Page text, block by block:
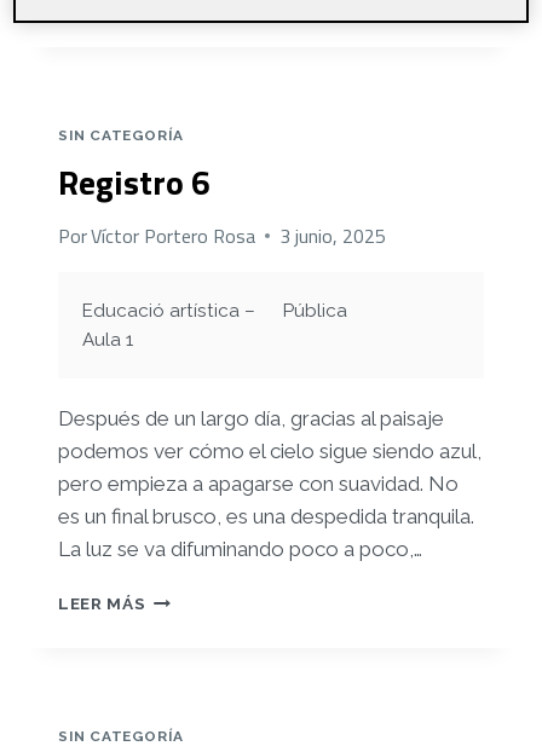
SIN CATEGORÍA
Registro 6
PorVíctor Portero Rosa 3 junio, 2025
Educació artística –
Aula 1
Pública
Después de un largo día, gracias al paisaje
podemos ver cómo el cielo sigue siendo azul,
pero empieza a apagarse con suavidad. No
es un final brusco, es una despedida tranquila.
La luz se va difuminando poco a poco,…
LEER MÁS REGISTRO
SIN CATEGORÍA